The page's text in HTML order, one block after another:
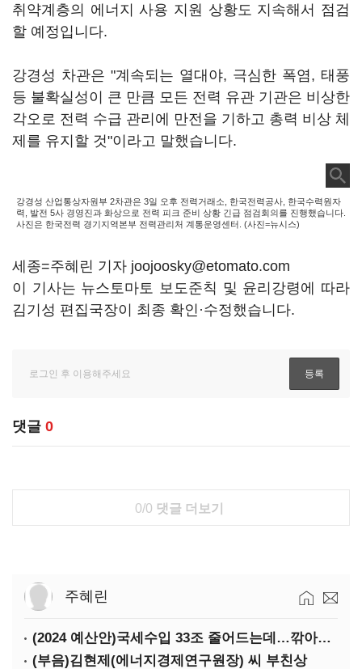
취약계층의 에너지 사용 지원 상황도 지속해서 점검
할 예정입니다.
강경성 차관은 "계속되는 열대야, 극심한 폭염, 태풍
등 불확실성이 큰 만큼 모든 전력 유관 기관은 비상한
각오로 전력 수급 관리에 만전을 기하고 총력 비상 체
제를 유지할 것"이라고 말했습니다.
강경성 산업통상자원부 2차관은 3일 오후 전력거래소, 한국전력공사, 한국수력원자
력, 발전 5사 경영진과 화상으로 전력 피크 준비 상황 긴급 점검회의를 진행했습니다.
사진은 한국전력 경기지역본부 전력관리처 계통운영센터. (사진=뉴시스)
세종=주혜린 기자 joojoosky@etomato.com
이 기사는 뉴스토마토 보도준칙 및 윤리강령에 따라
김기성 편집국장이 최종 확인·수정했습니다.
댓글 0
0/0 댓글 더보기
주혜린
(2024 예산안)국세수입 33조 줄어드는데…깎아주는 세금 '77조'
(부음)김현제(에너지경제연구원장) 씨 부친상